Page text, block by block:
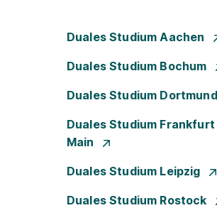
Duales Studium Aachen
Duales Studium Bochum
Duales Studium Dortmund
Duales Studium Frankfurt
Main
Duales Studium Leipzig
Duales Studium Rostock